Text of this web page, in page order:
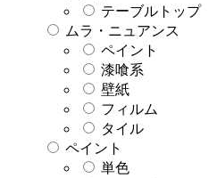
テーブルトップ
ムラ・ニュアンス
ペイント
漆喰系
壁紙
フィルム
タイル
ペイント
単色